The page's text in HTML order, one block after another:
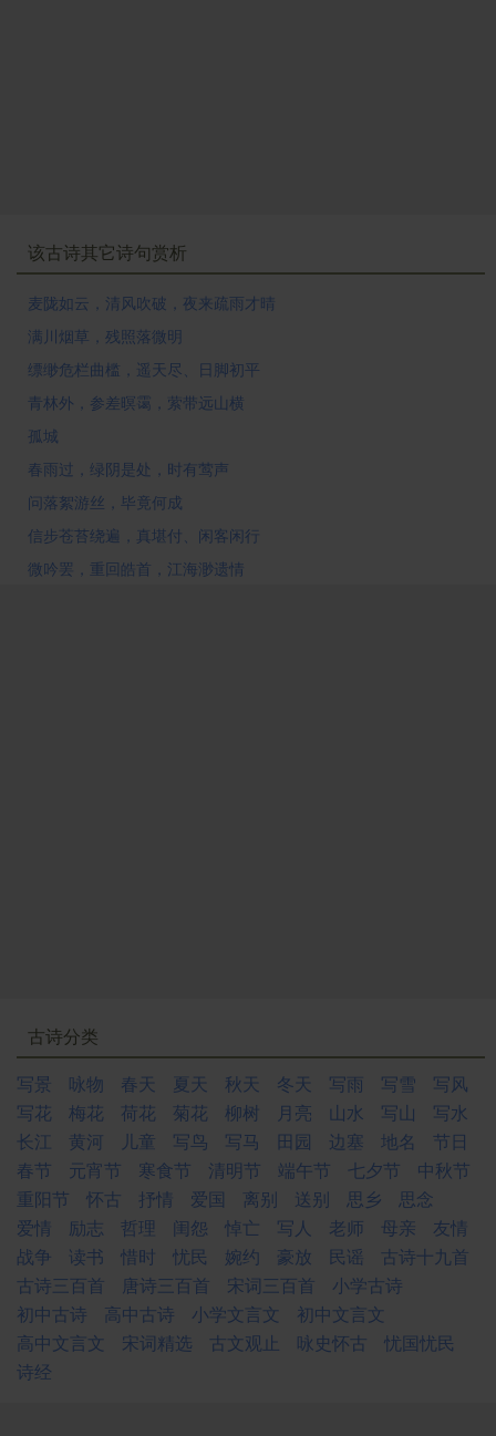
该古诗其它诗句赏析
麦陇如云，清风吹破，夜来疏雨才晴
满川烟草，残照落微明
缥缈危栏曲槛，遥天尽、日脚初平
青林外，参差暝霭，萦带远山横
孤城
春雨过，绿阴是处，时有莺声
问落絮游丝，毕竟何成
信步苍苔绕遍，真堪付、闲客闲行
微吟罢，重回皓首，江海渺遗情
古诗分类
写景
咏物 春天 夏天 秋天 冬天 写雨 写雪
写风
写花
梅花 荷花 菊花 柳树 月亮 山水 写山
写水
长江
黄河 儿童 写鸟 写马 田园 边塞 地名
节日
春节
元宵节 寒食节 清明节 端午节 七夕节
中秋节
重阳节
怀古 抒情 爱国 离别 送别 思乡
思念
爱情
励志 哲理 闺怨 悼亡 写人 老师 母亲
友情
战争
读书 惜时 忧民 婉约 豪放 民谣
古诗十九首
古诗三百首
唐诗三百首 宋词三百首
小学古诗
初中古诗
高中古诗 小学文言文
初中文言文
高中文言文
宋词精选 古文观止 咏史怀古
忧国忧民
诗经